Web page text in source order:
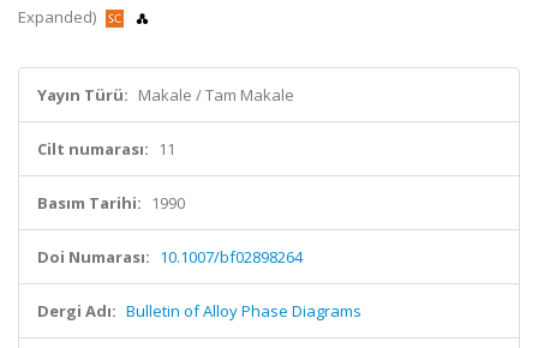
Expanded)
Yayın Türü: Makale / Tam Makale
Cilt numarası: 11
Basım Tarihi: 1990
Doi Numarası: 10.1007/bf02898264
Dergi Adı: Bulletin of Alloy Phase Diagrams